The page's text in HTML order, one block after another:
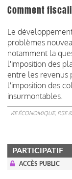
Comment
Le
problèmes
notamment la
l'imposition des
entre les revenus
l'imposition des
insurmontables.
VIE ÉCONOMIQUE, RSE
PARTICIPATIF
ACCÈS PUBLIC